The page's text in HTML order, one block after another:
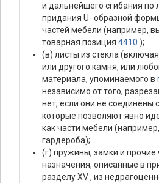
и дальнейшего сгибания по
придания U- образной
частей мебели (например,
товарная позиция 4410 );
(в) листы из стекла
или другого камня, или
материала, упоминаемого в
независимо от того,
нет, если они не соединены
которые позволяют явно
как части мебели
гардероба);
(г) пружины, замки и прочие
назначения, описанные в
разделу XV , из